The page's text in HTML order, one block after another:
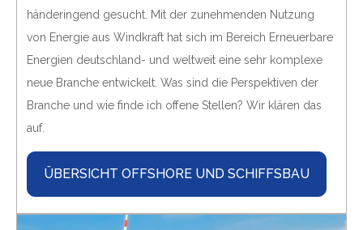
händeringend gesucht. Mit der zunehmenden Nutzung
von Energie aus Windkraft hat sich im Bereich Erneuerbare
Energien deutschland- und weltweit eine sehr komplexe
neue Branche entwickelt. Was sind die Perspektiven der
Branche und wie finde ich offene Stellen? Wir klären das
auf.
ÜBERSICHT OFFSHORE UND SCHIFFSBAU